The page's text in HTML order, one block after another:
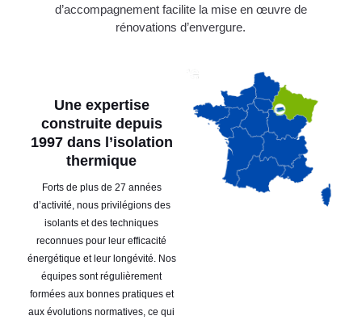
d’accompagnement facilite la mise en œuvre de
rénovations d’envergure.
Une expertise
construite depuis
1997 dans l’isolation
thermique
Forts de plus de 27 années
d’activité, nous privilégions des
isolants et des techniques
reconnues pour leur efficacité
énergétique et leur longévité. Nos
équipes sont régulièrement
formées aux bonnes pratiques et
aux évolutions normatives, ce qui